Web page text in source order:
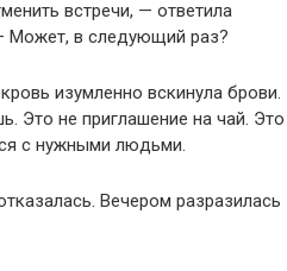
встречи, — ответила
Может, в следующий раз?
изумленно вскинула брови.
Это не приглашение на чай. Это
с нужными людьми.
Вечером разразилась